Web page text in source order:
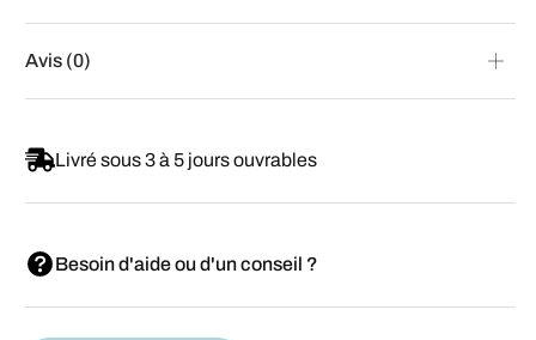
Avis (0)
Livré sous 3 à 5 jours ouvrables
Besoin d'aide ou d'un conseil ?